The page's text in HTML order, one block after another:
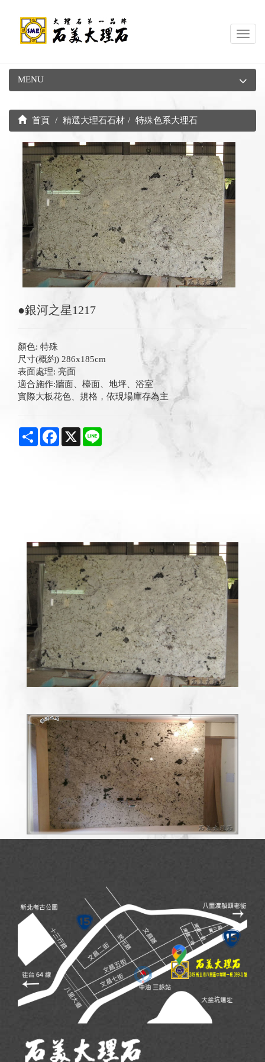
MENU
首頁 精選大理石石材 特殊色系大理石
●銀河之星1217
顏色: 特殊
尺寸(概約) 286x185cm
表面處理: 亮面
適合施作:牆面、檯面、地坪、浴室
實際大板花色、規格，依現場庫存為主
Share Facebook
X